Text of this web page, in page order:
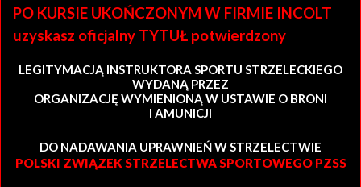
PO KURSIE UKOŃCZONYM W FIRMIE INCOLT
uzyskasz oficjalny TYTUŁ potwierdzony
LEGITYMACJĄ INSTRUKTORA SPORTU STRZELECKIEGO
WYDANĄ PRZEZ
ORGANIZACJĘ WYMIENIONĄ W USTAWIE O BRONI
I AMUNICJI
DO NADAWANIA UPRAWNIEŃ W STRZELECTWIE
POLSKI ZWIĄZEK STRZELECTWA SPORTOWEGO PZSS